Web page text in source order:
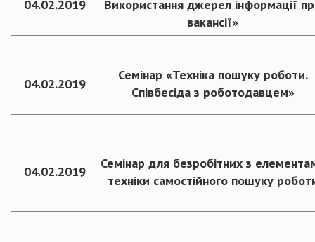
04.02.2019
Використання джерел інформації
вакансії»
04.02.2019
Семінар «Техніка пошуку роботи.
Співбесіда з роботодавцем»
04.02.2019
Семінар для безробітних з
техніки самостійного пошуку